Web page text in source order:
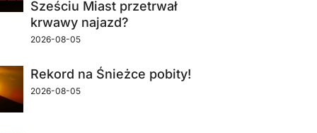
Sześciu Miast przetrwał
krwawy najazd?
2026-08-05
Rekord na Śnieżce pobity!
2026-08-05